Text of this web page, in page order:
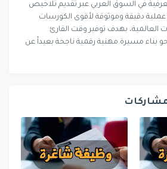
في السوق العربي عبر تقديم تلاخيص
دقيقة وموثوقة لأقوى الكورسات
العالمية، بهدف توفير وقت القارئ
بناء مسيرة مهنية رقمية ناجحة بعيداً عن